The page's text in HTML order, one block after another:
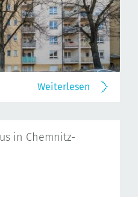
Weiterlesen
in Chemnitz-